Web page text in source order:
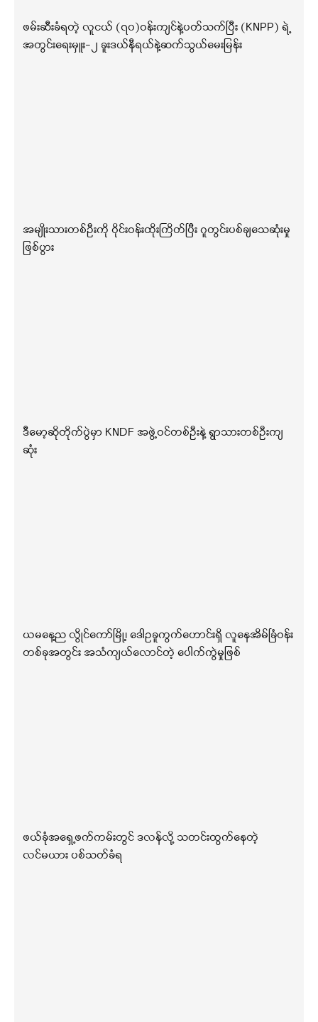
ဖမ်းဆီးခံရတဲ့ လူငယ် (၇၀)ဝန်းကျင်နဲ့ပတ်သက်ပြီး (KNPP) ရဲ့
အတွင်းရေးမှူး-၂ ခူးဒယ်နီရယ်နဲ့ဆက်သွယ်မေးမြန်း
အမျိုးသားတစ်ဦးကို ဝိုင်းဝန်းထိုးကြိတ်ပြီး ဂူတွင်းပစ်ချသေဆုံးမှု
ဖြစ်ပွား
ဒီမော့ဆိုတိုက်ပွဲမှာ KNDF အဖွဲ့ဝင်တစ်ဦးနဲ့ ရွာသားတစ်ဦးကျ
ဆုံး
ယမနေ့ည လွိုင်ကော်မြို့၊ ဒေါဥခူကွက်ဟောင်းရှိ လူနေအိမ်ခြံဝန်း
တစ်ခုအတွင်း အသံကျယ်လောင်တဲ့ ပေါက်ကွဲမှုဖြစ်
ဖယ်ခုံအရှေ့ဖက်ကမ်းတွင် ဒလန်လို့ သတင်းထွက်နေတဲ့
လင်မယား ပစ်သတ်ခံရ